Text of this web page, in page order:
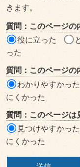
ツ
評
価
ア
きます。
質問：このページの
役に立った
った
質問：このページの
わかりやすかった
にくかった
質問：このページは
見つけやすかった
にくかった